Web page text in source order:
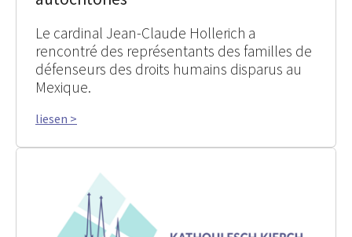
Le cardinal Jean-Claude Hollerich a
rencontré des représentants des familles de
défenseurs des droits humains disparus au
Mexique.
liesen >